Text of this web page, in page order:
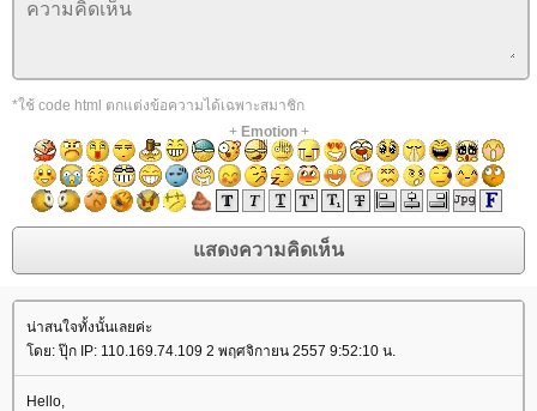
*ใช้ code html ตกแต่งข้อความได้เฉพาะสมาชิก
+ Emotion+
น่าสนใจทั้งนั้นเลยค่ะ
ดย: ปุ๊ก IP: 110.169.74.109 2 พฤศจิกายน 2557 9:52:10 น.
Hello,